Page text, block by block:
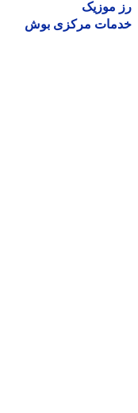
موزیک
مرکزی بوش